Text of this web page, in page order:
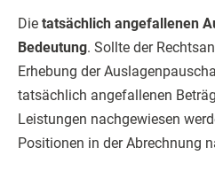
Die tatsächlich angefallenen
Bedeutung. Sollte der
Erhebung der
tatsächlich angefallenen
Leistungen nachgewiesen
Positionen in der Abrechnung